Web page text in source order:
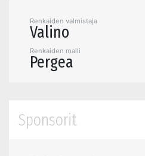
Renkaiden valmistaja
Valino
Renkaiden malli
Pergea
Sponsorit